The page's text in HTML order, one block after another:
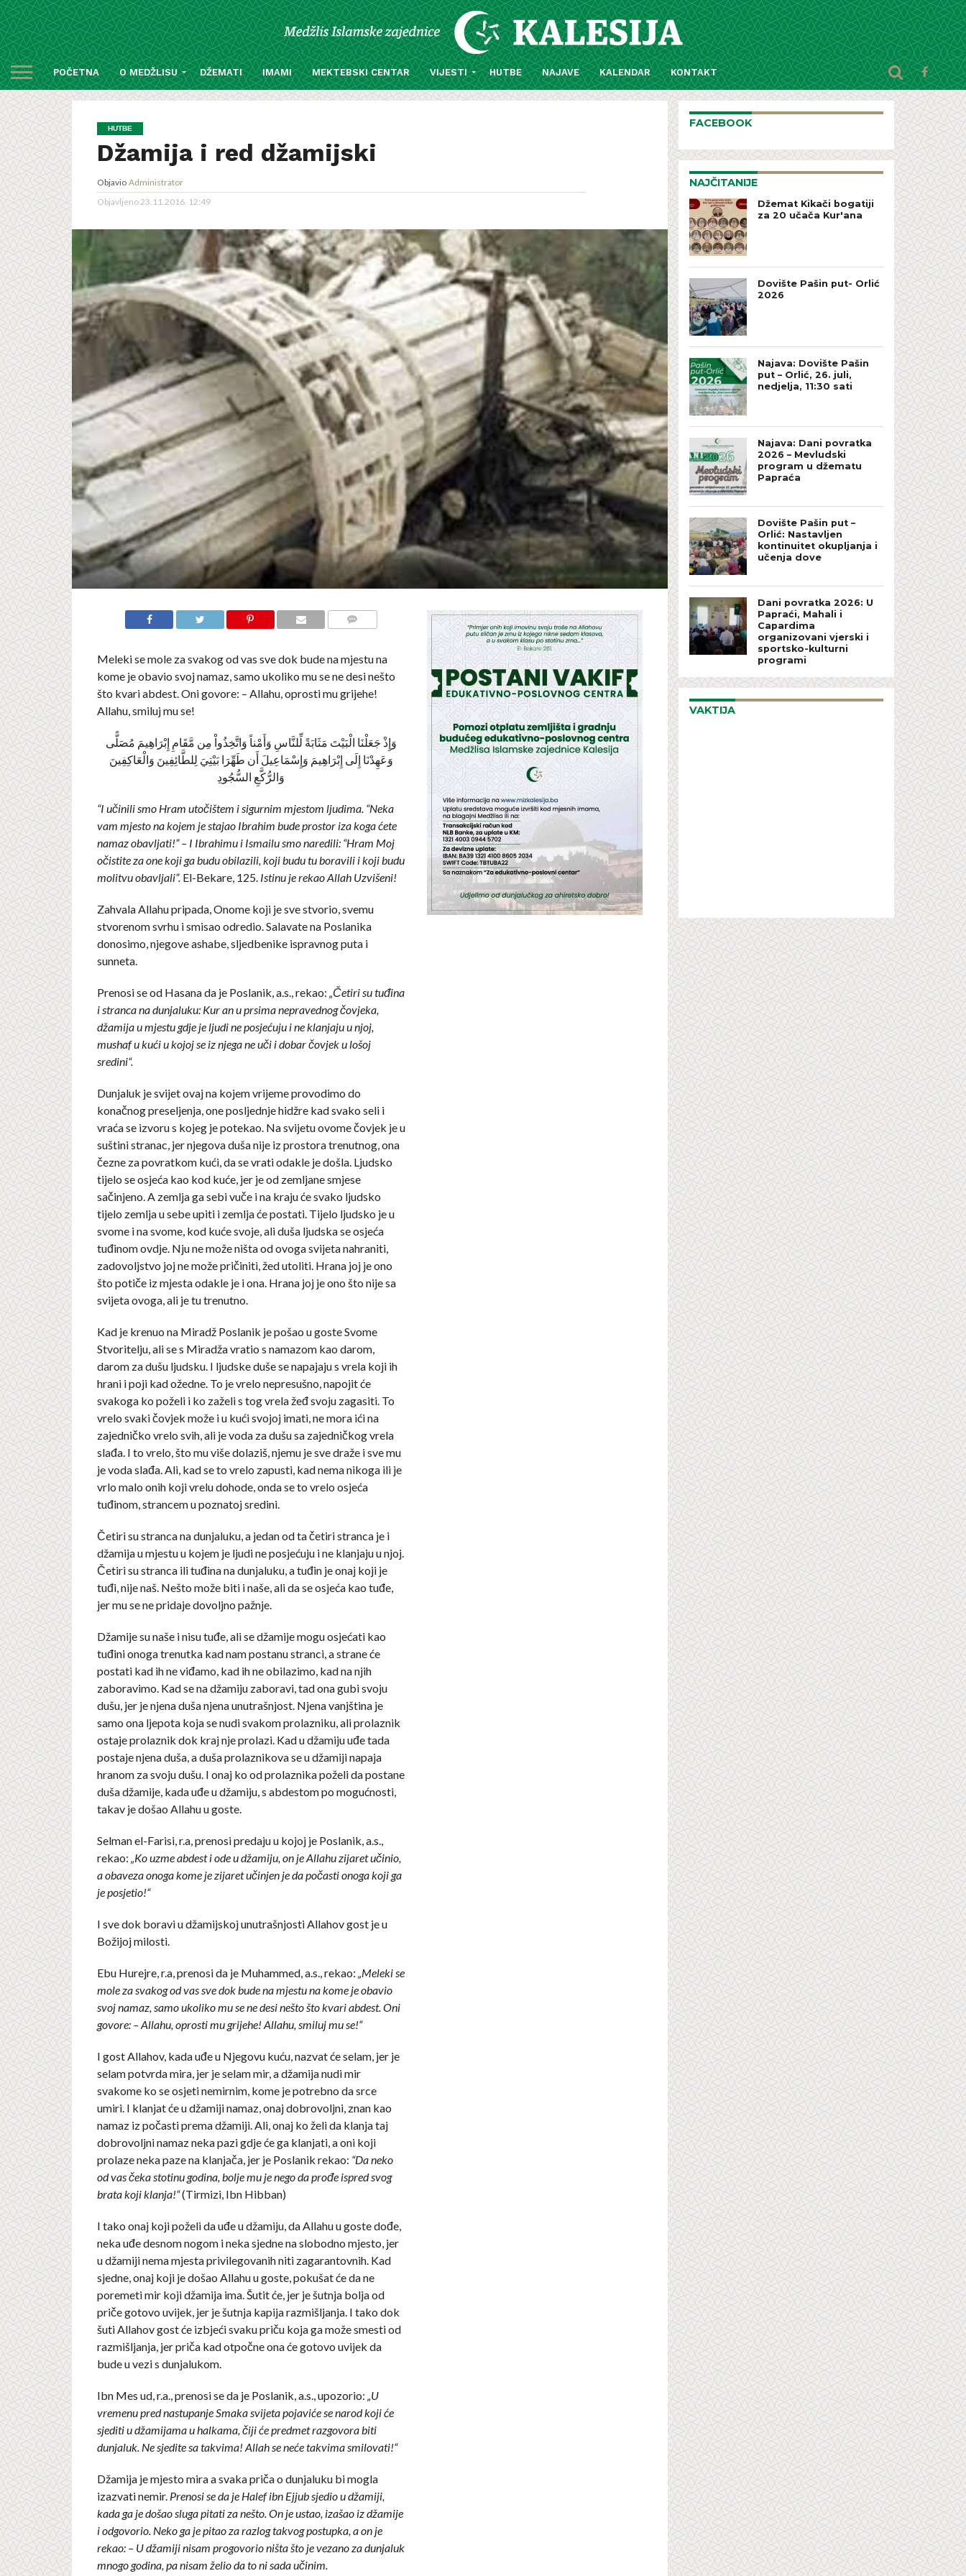
POČETNA O MEDŽLISU DŽEMATI IMAMI MEKTEBSKI CENTAR VIJESTI HUTBE NAJAVE KALENDAR KONTAKT
HUTBE
Džamija i red džamijski
Objavio Administrator
Objavljeno23.11.2016. 12:49
Meleki se mole za svakog od vas sve dok bude na mjestu na
kome je obavio svoj namaz, samo ukoliko mu se ne desi nešto
što kvari abdest. Oni govore: – Allahu, oprosti mu grijehe!
Allahu, smiluj mu se!
وَإِذْ جَعَلْنَا الْبَيْتَ مَثَابَةً لِّلنَّاسِ وَأَمْناً وَاتَّخِذُواْ مِن مَّقَامِ إِبْرَاهِيمَ مُصَلًّى
وَعَهِدْنَا إِلَى إِبْرَاهِيمَ وَإِسْمَاعِيلَ أَن طَهِّرَا بَيْتِيَ لِلطَّائِفِينَ وَالْعَاكِفِينَ
وَالرُّكَّعِ السُّجُودِ
“I učinili smo Hram utočištem i sigurnim mjestom ljudima. “Neka
vam mjesto na kojem je stajao Ibrahim bude prostor iza koga ćete
namaz obavljati!” – I Ibrahimu i Ismailu smo naredili: “Hram Moj
očistite za one koji ga budu obilazili, koji budu tu boravili i koji budu
molitvu obavljali”.El-Bekare, 125. Istinu je rekao Allah Uzvišeni!
Zahvala Allahu pripada, Onome koji je sve stvorio, svemu
stvorenom svrhu i smisao odredio. Salavate na Poslanika
donosimo, njegove ashabe, sljedbenike ispravnog puta i
sunneta.
Prenosi se od Hasana da je Poslanik, a.s., rekao: „Četiri su tuđina
i stranca na dunjaluku: Kur an u prsima nepravednog čovjeka,
džamija u mjestu gdje je ljudi ne posjećuju i ne klanjaju u njoj,
mushaf u kući u kojoj se iz njega ne uči i dobar čovjek u lošoj
sredini“.
Dunjaluk je svijet ovaj na kojem vrijeme provodimo do
konačnog preseljenja, one posljednje hidžre kad svako seli i
vraća se izvoru s kojeg je potekao. Na svijetu ovome čovjek je u
suštini stranac, jer njegova duša nije iz prostora trenutnog, ona
čezne za povratkom kući, da se vrati odakle je došla. Ljudsko
tijelo se osjeća kao kod kuće, jer je od zemljane smjese
sačinjeno. A zemlja ga sebi vuče i na kraju će svako ljudsko
tijelo zemlja u sebe upiti i zemlja će postati. Tijelo ljudsko je u
svome i na svome, kod kuće svoje, ali duša ljudska se osjeća
tuđinom ovdje. Nju ne može ništa od ovoga svijeta nahraniti,
zadovoljstvo joj ne može pričiniti, žed utoliti. Hrana joj je ono
što potiče iz mjesta odakle je i ona. Hrana joj je ono što nije sa
svijeta ovoga, ali je tu trenutno.
Kad je krenuo na Miradž Poslanik je pošao u goste Svome
Stvoritelju, ali se s Miradža vratio s namazom kao darom,
darom za dušu ljudsku. I ljudske duše se napajaju s vrela koji ih
hrani i poji kad ožedne. To je vrelo nepresušno, napojit će
svakoga ko poželi i ko zaželi s tog vrela žeđ svoju zagasiti. To
vrelo svaki čovjek može i u kući svojoj imati, ne mora ići na
zajedničko vrelo svih, ali je voda za dušu sa zajedničkog vrela
slađa. I to vrelo, što mu više dolaziš, njemu je sve draže i sve mu
je voda slađa. Ali, kad se to vrelo zapusti, kad nema nikoga ili je
vrlo malo onih koji vrelu dohode, onda se to vrelo osjeća
tuđinom, strancem u poznatoj sredini.
Četiri su stranca na dunjaluku, a jedan od ta četiri stranca je i
džamija u mjestu u kojem je ljudi ne posjećuju i ne klanjaju u njoj.
Četiri su stranca ili tuđina na dunjaluku, a tuđin je onaj koji je
tuđi, nije naš. Nešto može biti i naše, ali da se osjeća kao tuđe,
jer mu se ne pridaje dovoljno pažnje.
Džamije su naše i nisu tuđe, ali se džamije mogu osjećati kao
tuđini onoga trenutka kad nam postanu stranci, a strane će
postati kad ih ne viđamo, kad ih ne obilazimo, kad na njih
zaboravimo. Kad se na džamiju zaboravi, tad ona gubi svoju
dušu, jer je njena duša njena unutrašnjost. Njena vanjština je
samo ona ljepota koja se nudi svakom prolazniku, ali prolaznik
ostaje prolaznik dok kraj nje prolazi. Kad u džamiju uđe tada
postaje njena duša, a duša prolaznikova se u džamiji napaja
hranom za svoju dušu. I onaj ko od prolaznika poželi da postane
duša džamije, kada uđe u džamiju, s abdestom po mogućnosti,
takav je došao Allahu u goste.
Selman el-Farisi, r.a, prenosi predaju u kojoj je Poslanik, a.s.,
rekao: „Ko uzme abdest i ode u džamiju, on je Allahu zijaret učinio,
a obaveza onoga kome je zijaret učinjen je da počasti onoga koji ga
je posjetio!“
I sve dok boravi u džamijskoj unutrašnjosti Allahov gost je u
Božijoj milosti.
Ebu Hurejre, r.a, prenosi da je Muhammed, a.s., rekao: „Meleki se
mole za svakog od vas sve dok bude na mjestu na kome je obavio
svoj namaz, samo ukoliko mu se ne desi nešto što kvari abdest. Oni
govore: – Allahu, oprosti mu grijehe! Allahu, smiluj mu se!“
I gost Allahov, kada uđe u Njegovu kuću, nazvat će selam, jer je
selam potvrda mira, jer je selam mir, a džamija nudi mir
svakome ko se osjeti nemirnim, kome je potrebno da srce
umiri. I klanjat će u džamiji namaz, onaj dobrovoljni, znan kao
namaz iz počasti prema džamiji. Ali, onaj ko želi da klanja taj
dobrovoljni namaz neka pazi gdje će ga klanjati, a oni koji
prolaze neka paze na klanjača, jer je Poslanik rekao: “Da neko
od vas čeka stotinu godina, bolje mu je nego da prođe ispred svog
brata koji klanja!“(Tirmizi, Ibn Hibban)
I tako onaj koji poželi da uđe u džamiju, da Allahu u goste dođe,
neka uđe desnom nogom i neka sjedne na slobodno mjesto, jer
u džamiji nema mjesta privilegovanih niti zagarantovnih. Kad
sjedne, onaj koji je došao Allahu u goste, pokušat će da ne
poremeti mir koji džamija ima. Šutit će, jer je šutnja bolja od
priče gotovo uvijek, jer je šutnja kapija razmišljanja. I tako dok
šuti Allahov gost će izbjeći svaku priču koja ga može smesti od
razmišljanja, jer priča kad otpočne ona će gotovo uvijek da
bude u vezi s dunjalukom.
Ibn Mes ud, r.a., prenosi se da je Poslanik, a.s., upozorio: „U
vremenu pred nastupanje Smaka svijeta pojaviće se narod koji će
sjediti u džamijama u halkama, čiji će predmet razgovora biti
dunjaluk. Ne sjedite sa takvima! Allah se neće takvima smilovati!“
Džamija je mjesto mira a svaka priča o dunjaluku bi mogla
izazvati nemir. Prenosi se da je Halef ibn Ejjub sjedio u džamiji,
kada ga je došao sluga pitati za nešto. On je ustao, izašao iz džamije
i odgovorio. Neko ga je pitao za razlog takvog postupka, a on je
rekao: – U džamiji nisam progovorio ništa što je vezano za dunjaluk
mnogo godina, pa nisam želio da to ni sada učinim.
FACEBOOK
NAJČITANIJE
Džemat Kikači bogatiji
za 20 učača Kur'ana
Dovište Pašin put- Orlić
2026
Najava: Dovište Pašin
put – Orlić, 26. juli,
nedjelja, 11:30 sati
Najava: Dani povratka
2026 – Mevludski
program u džematu
Papraća
Dovište Pašin put –
Orlić: Nastavljen
kontinuitet okupljanja i
učenja dove
Dani povratka 2026: U
Papraći, Mahali i
Capardima
organizovani vjerski i
sportsko-kulturni
programi
VAKTIJA